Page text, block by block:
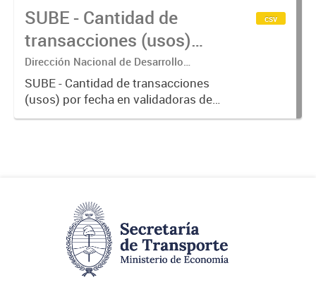
SUBE - Cantidad de
transacciones (usos)
por fecha
Dirección Nacional de Desarrollo
Tecnológico - Ministerio de Transporte.
SUBE - Cantidad de transacciones
(usos) por fecha en validadoras de
la red SUBE.
csv